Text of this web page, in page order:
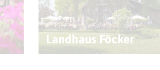
Landhaus Föcker